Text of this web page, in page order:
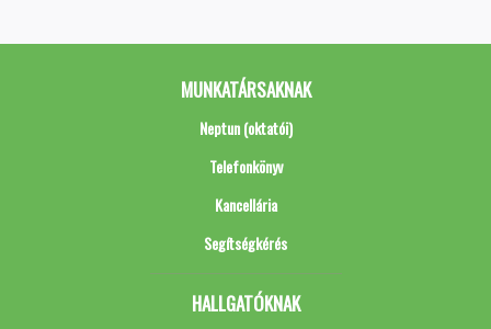
MUNKATÁRSAKNAK
Neptun (oktatói)
Telefonkönyv
Kancellária
Segítségkérés
HALLGATÓKNAK